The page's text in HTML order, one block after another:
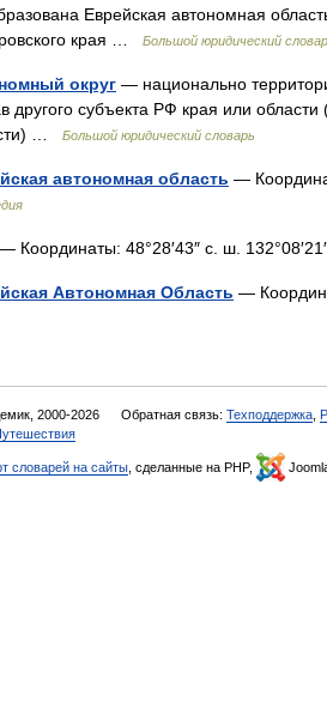
Еврейская автономная
края …
Большой юридический
округ — национально
другого субъекта РФ края или
…
Большой юридический словарь
автономная область —
— Координаты: 48°28′43″ с. ш.
Автономная Область —
2000-2026 Обратная связь: Техподдержка
словарей на сайты , сделанные на PHP,